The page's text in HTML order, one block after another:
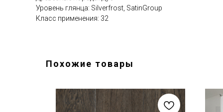
Уровень глянца: Silverfrost, SatinGroup
Класс применения: 32
Похожие товары